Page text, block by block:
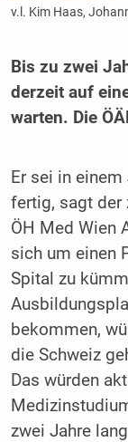
v.l. Kim Haas,
Bis zu zwei
derzeit auf
warten. Die
Er sei in
fertig, sagt der
ÖH Med Wien
sich um einen
Spital zu
bekommen,
die Schweiz
Das würden
zwei Jahre